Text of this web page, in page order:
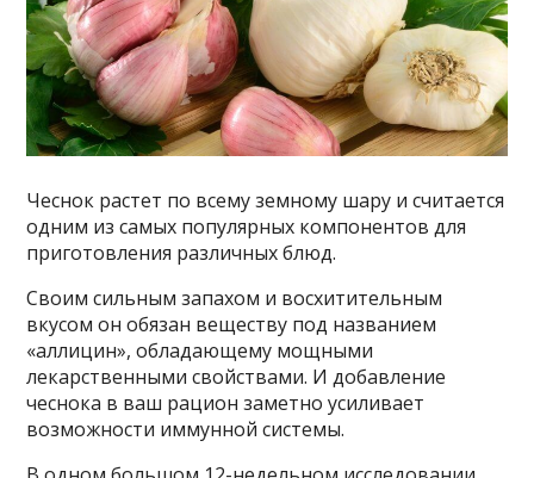
Чеснок растет по всему земному шару и считается
одним из самых популярных компонентов для
приготовления различных блюд.
Своим сильным запахом и восхитительным
вкусом он обязан веществу под названием
«аллицин», обладающему мощными
лекарственными свойствами. И добавление
чеснока в ваш рацион заметно усиливает
возможности иммунной системы.